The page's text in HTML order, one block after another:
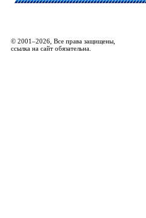
© 2001–2026, Все права защищены,
ссылка на сайт обязательна.